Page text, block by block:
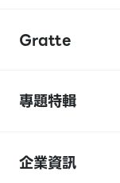
Gratte
專題特輯
企業資訊